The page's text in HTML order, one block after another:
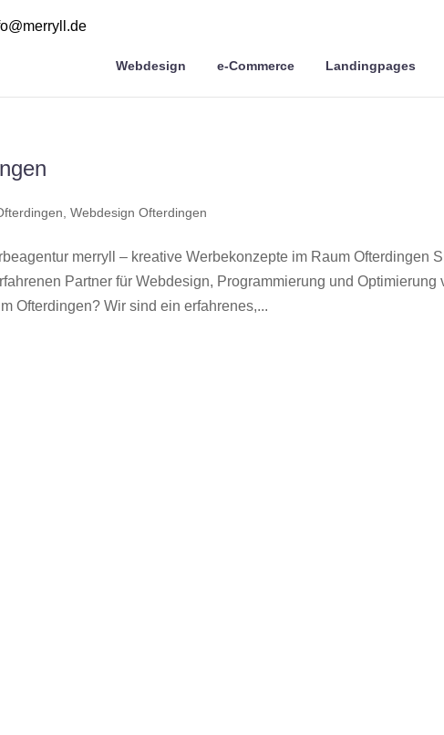
Webdesign e-Commerce Landingpages
,Webdesign Ofterdingen
merryll – kreative Werbekonzepte im Raum Ofterdingen
Partner für Webdesign, Programmierung und Optimierung
Ofterdingen? Wir sind ein erfahrenes,...